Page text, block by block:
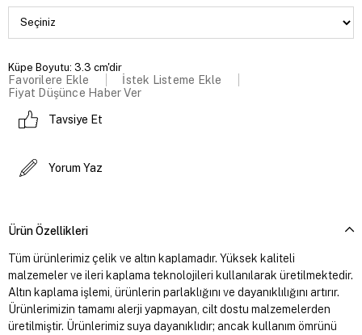
Küpe Boyutu: 3.3 cm'dir
Favorilere Ekle
İstek Listeme Ekle
Fiyat Düşünce Haber Ver
Tavsiye Et
Yorum Yaz
Ürün Özellikleri
Tüm ürünlerimiz çelik ve altın kaplamadır. Yüksek kaliteli
malzemeler ve ileri kaplama teknolojileri kullanılarak üretilmektedir.
Altın kaplama işlemi, ürünlerin parlaklığını ve dayanıklılığını artırır.
Ürünlerimizin tamamı alerji yapmayan, cilt dostu malzemelerden
üretilmiştir. Ürünlerimiz suya dayanıklıdır; ancak kullanım ömrünü